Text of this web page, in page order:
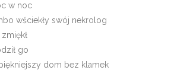
w noc
wściekły swój nekrolog
go
dom bez klamek